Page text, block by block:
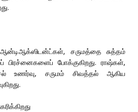
ஆன்டிஆக்ஸிடன்ட்கள், சருமத்தை சுத்தம்
பிரச்னைகளைப் போக்குகிறது. ராஷ்கள்,
உணர்வு, சருமம் சிவத்தல் ஆகிய